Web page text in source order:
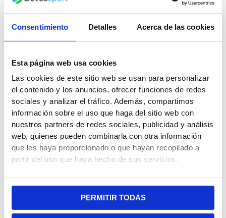
Consentimiento Detalles Acerca de las cookies
Esta página web usa cookies
Las cookies de este sitio web se usan para personalizar
el contenido y los anuncios, ofrecer funciones de redes
sociales y analizar el tráfico. Además, compartimos
información sobre el uso que haga del sitio web con
nuestros partners de redes sociales, publicidad y análisis
web, quienes pueden combinarla con otra información
que les haya proporcionado o que hayan recopilado a
partir del uso que haya hecho de sus servicios.
PERMITIR TODAS
Silla de paseo premium
Qplay Grav Black
219.99€
Coche eléctrico- Jeep
Wrangler 12V Rojo
399.99 € 369.99€
¡Oferta!
El
original
era:
El
actual
es:
¡Oferta!
El
original
era:
El
actual